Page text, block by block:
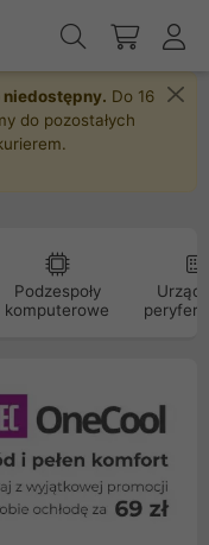
Do 16
do pozostałych
Podzespoły
komputerowe